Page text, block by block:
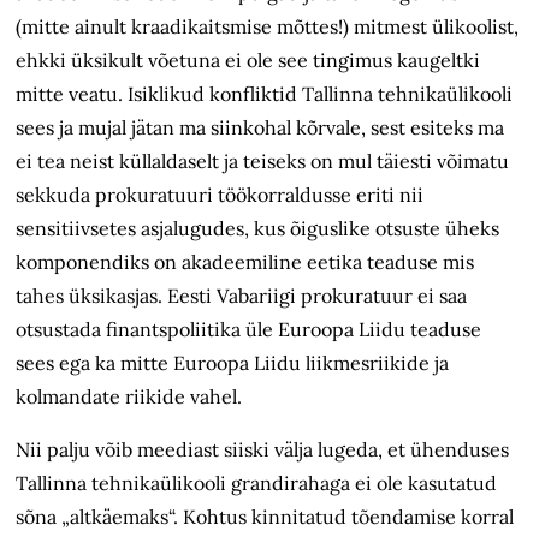
(mitte ainult kraadikaitsmise mõttes!) mitmest ülikoolist,
ehkki üksikult võetuna ei ole see tingimus kaugeltki
mitte veatu. Isiklikud konfliktid Tallinna tehnikaülikooli
sees ja mujal jätan ma siinkohal kõrvale, sest esiteks ma
ei tea neist küllaldaselt ja teiseks on mul täiesti võimatu
sekkuda prokuratuuri töökorraldusse eriti nii
sensitiivsetes asjalugudes, kus õiguslike otsuste üheks
komponendiks on akadeemiline eetika teaduse mis
tahes üksikasjas. Eesti Vabariigi prokuratuur ei saa
otsustada finantspoliitika üle Euroopa Liidu teaduse
sees ega ka mitte Euroopa Liidu liikmesriikide ja
kolmandate riikide vahel.
Nii palju võib meediast siiski välja lugeda, et ühenduses
Tallinna tehnikaülikooli grandirahaga ei ole kasutatud
sõna „altkäemaks“. Kohtus kinnitatud tõendamise korral